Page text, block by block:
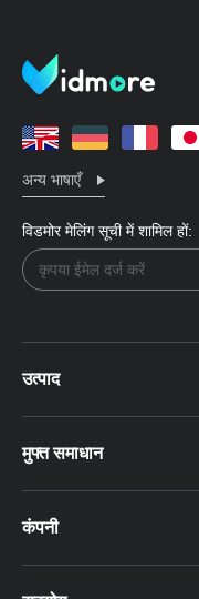
अन्य भाषाएँ
विडमोर मेलिंग सूची में शामिल हों:
उत्पाद
मुफ्त समाधान
कंपनी